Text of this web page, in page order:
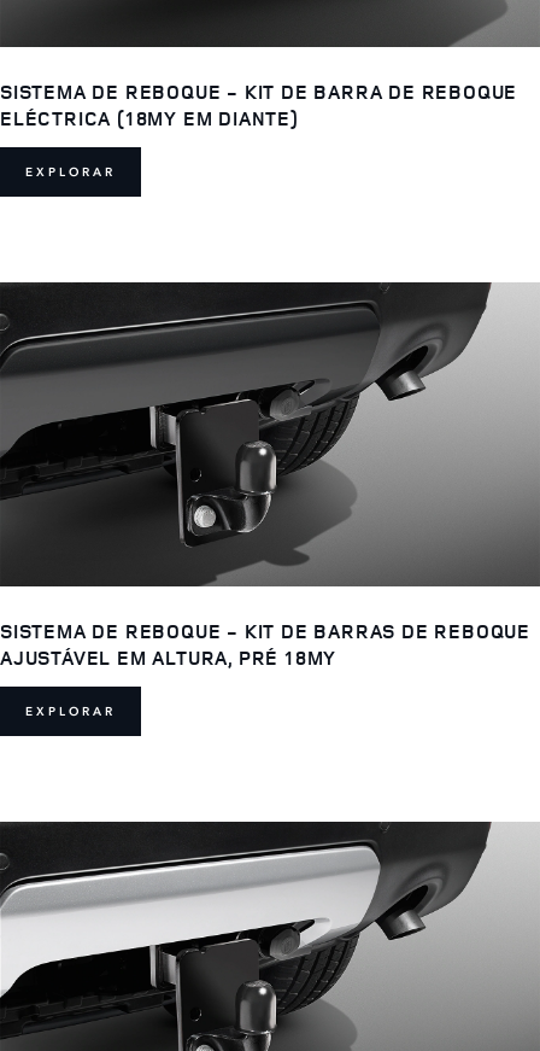
SISTEMA DE REBOQUE - KIT DE BARRA DE REBOQUE
ELÉCTRICA (18MY EM DIANTE)
EXPLORAR
SISTEMA DE REBOQUE - KIT DE BARRAS DE REBOQUE
AJUSTÁVEL EM ALTURA, PRÉ 18MY
EXPLORAR